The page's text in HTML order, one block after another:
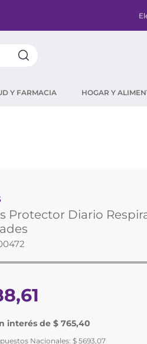
Y FARMACIA HOGAR Y
Protector Diario
,61
interés de $ 765,40
Nacionales:$ 5693,07